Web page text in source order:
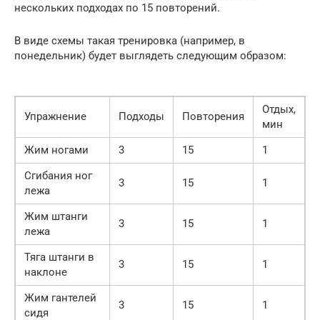
нескольких подходах по 15 повторений.
В виде схемы такая тренировка (например, в
понедельник) будет выглядеть следующим образом:
Упражнение Подходы Повторения
Отдых,
мин
Жим ногами
3 15
1
Сгибания ног
лежа
3 15 1
Жим штанги
лежа
3 15 1
Тяга штанги в
наклоне
3 15 1
Жим гантелей
сидя
3 15 1